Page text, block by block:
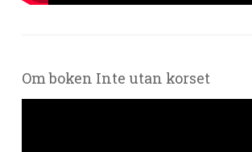
Om boken Inte utan korset